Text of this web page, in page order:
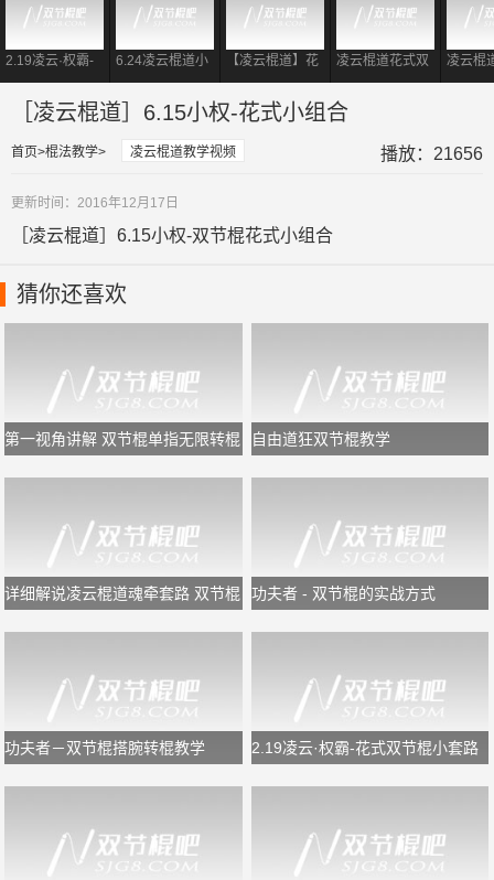
2.19凌云·权霸-
花式双节棍小套
路慢镜教学
6.24凌云棍道小
权转棍小练-花式
双节棍转棍
【凌云棍道】花
式双节棍教学之
[指间反弹组合]
凌云棍道花式双
节棍教学之双手
折叠
凌云棍
节棍教
［凌云棍道］6.15小权-花式小组合
首页 棍法教学 凌云棍道教学视频 播放：21656
更新时间：2016年12月17日
［凌云棍道］6.15小权-双节棍花式小组合
猜你还喜欢
第一视角讲解 双节棍单指无限转棍 自由道狂双节棍教学
详细解说凌云棍道魂牵套路 双节棍
功夫者 - 双节棍的实战方式
功夫者－双节棍搭腕转棍教学
2.19凌云·权霸-花式双节棍小套路